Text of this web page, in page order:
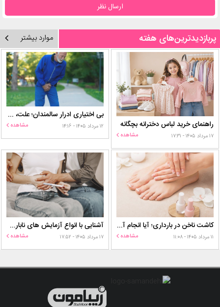
ارسال نظر
پربازدیدترین‌های هفته موارد بیشتر
راهنمای خرید لباس دخترانه بچگانه
۱۷ مرداد ۱۴۰۵ - ۱۷:۳۱ مشاهده
بی اختیاری ادرار سالمندان؛ علت، درمان و روش‌های کنترل در منزل
۱۲ مرداد ۱۴۰۵ - ۱۴:۱۶ مشاهده
کاشت ناخن در بارداری؛ آیا انجام آن برای مادر و جنین خطر دارد؟
۱۱ مرداد ۱۴۰۵ - ۱۱:۰۸ مشاهده
آشنایی با انواع آزمایش های ناباروری
۱۷ مرداد ۱۴۰۵ - ۱۷:۵۲ مشاهده